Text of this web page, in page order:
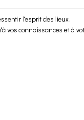
l'esprit des lieux.
vos connaissances et à